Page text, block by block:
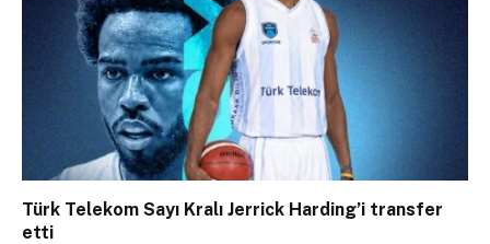
Türk Telekom Sayı Kralı Jerrick Harding’i transfer
etti